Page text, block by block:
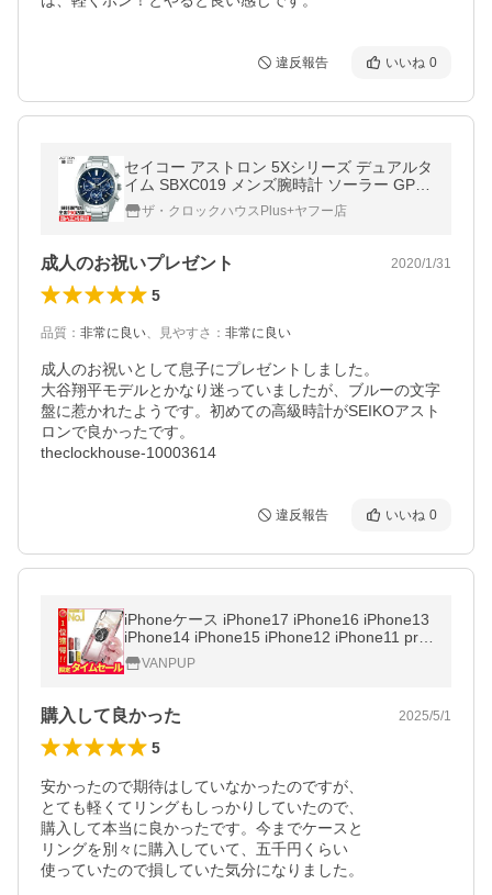
違反報告 いいね 0
セイコー アストロン 5Xシリーズ デュアルタ
イム SBXC019 メンズ腕時計 ソーラー GPS
衛星電波 ブルー ステンレス
ザ・クロックハウスPlus+ヤフー店
成人のお祝いプレゼント 2020/1/31
5
品質 ： 非常に良い、 見やすさ ： 非常に良い
成人のお祝いとして息子にプレゼントしました。
大谷翔平モデルとかなり迷っていましたが、ブルーの文字
盤に惹かれたようです。初めての高級時計がSEIKOアスト
ロンで良かったです。
theclockhouse-10003614
違反報告 いいね 0
iPhoneケース iPhone17 iPhone16 iPhone13
iPhone14 iPhone15 iPhone12 iPhone11 pro
plus スマホケース リング 透明 クリア 頑丈
耐衝撃 全機種対応
VANPUP
購入して良かった 2025/5/1
5
安かったので期待はしていなかったのですが、
とても軽くてリングもしっかりしていたので、
購入して本当に良かったです。今までケースと
リングを別々に購入していて、五千円くらい
使っていたので損していた気分になりました。